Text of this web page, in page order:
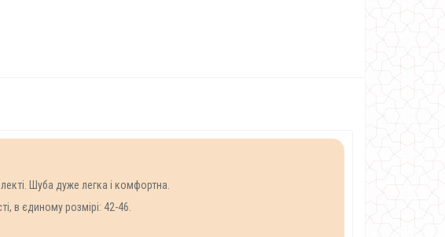
Шуба дуже легка і комфортна.
в єдиному розмірі: 42-46.